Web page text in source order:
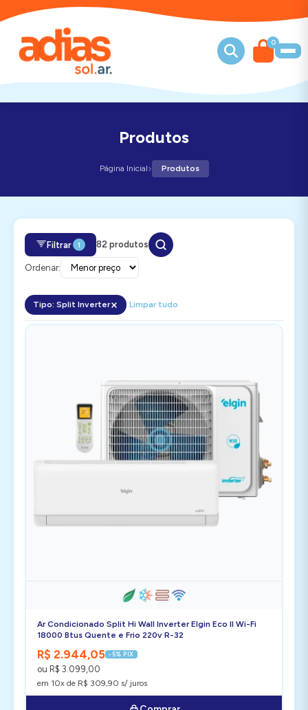
0
Produtos
Página Inicial› Produtos
Filtrar 1 82 produtos
Ordenar:
Tipo: Split Inverter Limpar tudo
Ar Condicionado Split Hi Wall Inverter Elgin Eco II Wi-Fi
18000 Btus Quente e Frio 220v R-32
R$ 2.944,05 -5% PIX
ou R$ 3.099,00
em 10x de R$ 309,90 s/ juros